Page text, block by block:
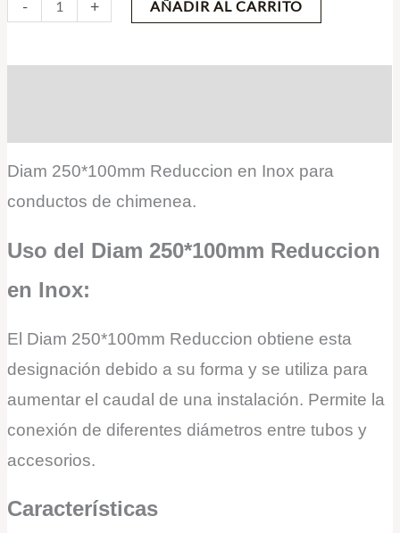
- + AÑADIR AL CARRITO
Diam 250*100mm Reduccion en Inox para
conductos de chimenea.
Uso del Diam 250*100mm Reduccion
en Inox:
El Diam 250*100mm Reduccion obtiene esta
designación debido a su forma y se utiliza para
aumentar el caudal de una instalación. Permite la
conexión de diferentes diámetros entre tubos y
accesorios.
Características